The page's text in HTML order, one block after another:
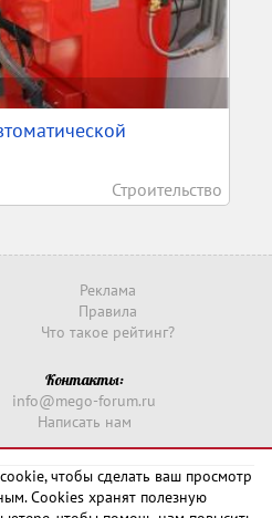
Строительство
Реклама
Правила
Что такое рейтинг?
Контакты:
info@mego-forum.ru
Написать нам
2016 -2026
чтобы сделать ваш просмотр
Cookies хранят полезную